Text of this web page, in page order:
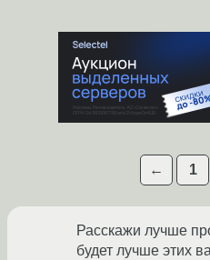
← 1
Расскажи лучше
будет лучше этих